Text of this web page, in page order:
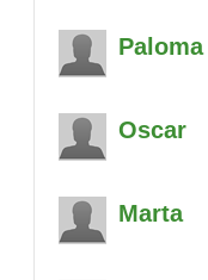
Oscar
Marta